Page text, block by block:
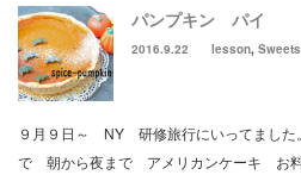
パンプキン パイ
2016.9.22 lesson, Sweets
９月９日～ NY 研修旅行にいってまし
で 朝から夜まで アメリカンケーキ お料
J’aime Blog
Contact Us
New! J’aime Deliのページ